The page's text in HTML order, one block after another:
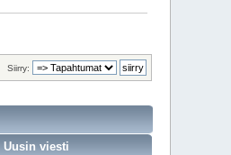
Siirry:
Uusin viesti